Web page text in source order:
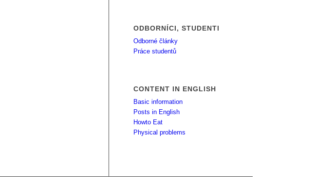
ODBORNÍCI, STUDENTI
Odborné články
Práce studentů
CONTENT IN ENGLISH
Basic information
Posts in English
Howto Eat
Physical problems